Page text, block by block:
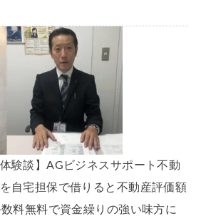
験談】AGビジネスサポート不動
自宅担保で借りると不動産評価額
料無料で資金繰りの強い味方に